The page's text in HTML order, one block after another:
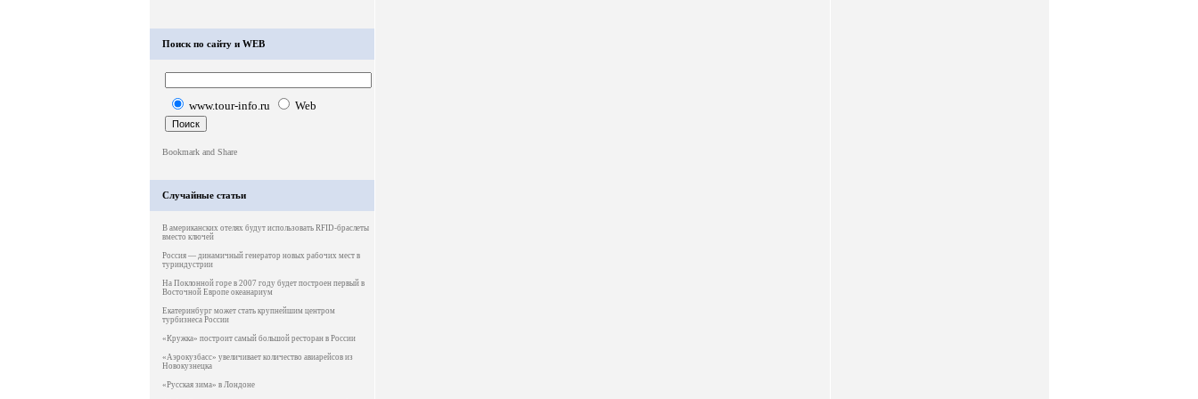
Поиск по сайту и WEB
www.tour-info.ru Web
Случайные статьи
В американских отелях будут использовать RFID-браслеты
вместо ключей
Россия — динамичный генератор новых рабочих мест в
туриндустрии
На Поклонной горе в 2007 году будет построен первый в
Восточной Европе океанариум
Екатеринбург может стать крупнейшим центром
турбизнеса России
«Кружка» построит самый большой ресторан в России
«Аэрокузбасс» увеличивает количество авиарейсов из
Новокузнецка
«Русская зима» в Лондоне